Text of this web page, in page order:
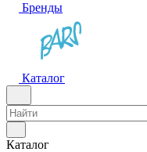
Бренды
Каталог
Каталог